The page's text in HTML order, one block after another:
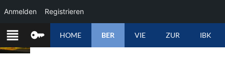
ZUM
INHALT
SPRINGEN
HOME BER VIE ZUR IBK
Anmelden Registrieren